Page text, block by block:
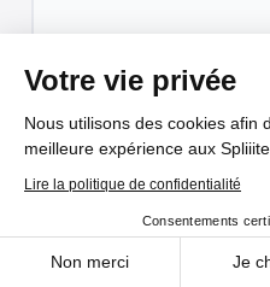
Votre vie privée
Nous utilisons des cookies afin
meilleure expérience aux
Lire la politique de confidentialité
Consentements
Non merci Je
Cookies
Films & Séries - 20/4/
Comment
abonnement